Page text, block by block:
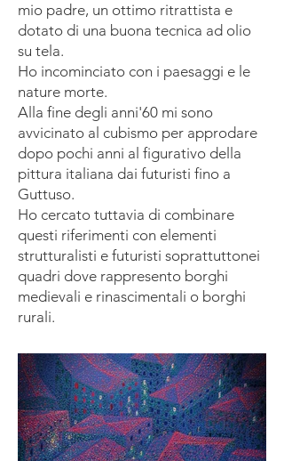
mio padre, un ottimo ritrattista e
dotato di una buona tecnica ad olio
su tela.
Ho incominciato con i paesaggi e le
nature morte.
Alla fine degli anni'60 mi sono
avvicinato al cubismo per approdare
dopo pochi anni al figurativo della
pittura italiana dai futuristi fino a
Guttuso.
Ho cercato tuttavia di combinare
questi riferimenti con elementi
strutturalisti e futuristi soprattuttonei
quadri dove rappresento borghi
medievali e rinascimentali o borghi
rurali.